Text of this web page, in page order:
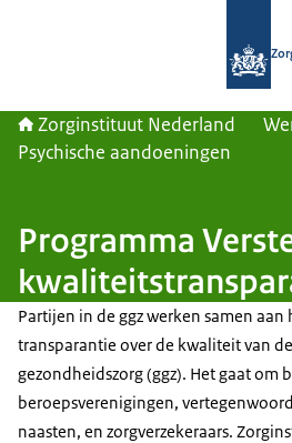
Zorginstituut Nederland
Psychische aandoeningen
Programma
Partijen in de ggz werken samen aan
transparantie over de kwaliteit van
gezondheidszorg (ggz). Het gaat om
beroepsverenigingen,
naasten, en zorgverzekeraars.